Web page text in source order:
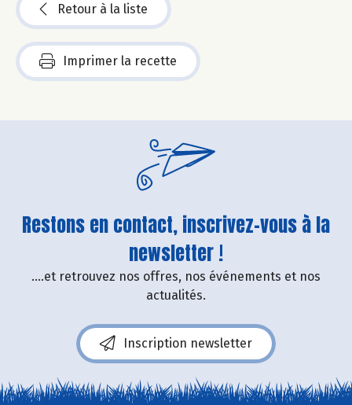
Retour à la liste
Imprimer la recette
Restons en contact, inscrivez-vous à la
newsletter !
....et retrouvez nos offres, nos événements et nos
actualités.
Inscription newsletter